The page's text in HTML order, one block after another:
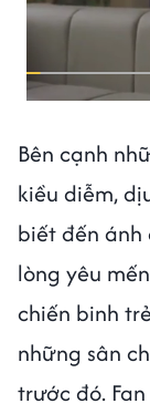
Bên cạnh
kiều diễm,
biết đến ánh
lòng yêu
chiến binh
những sân
trước đó.